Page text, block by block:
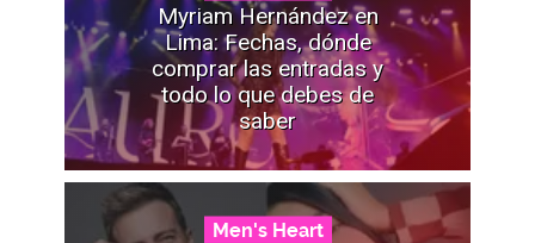
Myriam Hernández en
Lima: Fechas, dónde
comprar las entradas y
todo lo que debes de
saber
Men's Heart